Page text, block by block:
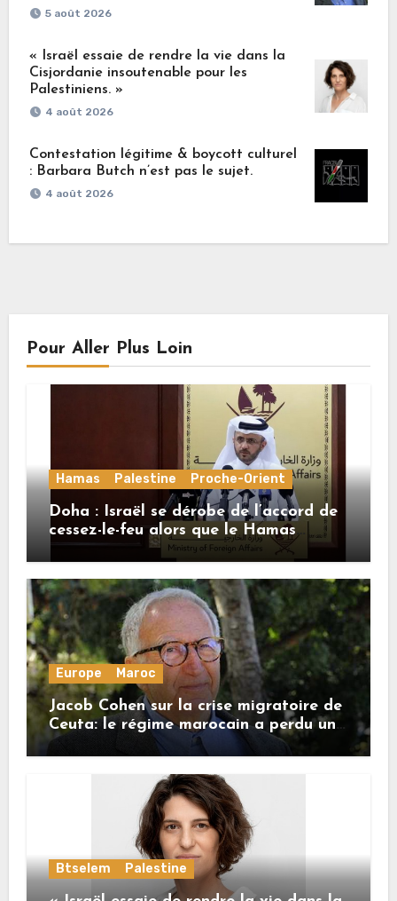
5 août 2026
« Israël essaie de rendre la vie dans la
Cisjordanie insoutenable pour les
Palestiniens. »
4 août 2026
Contestation légitime & boycott culturel
: Barbara Butch n’est pas le sujet.
4 août 2026
Pour Aller Plus Loin
Hamas Palestine Proche-Orient
Doha : Israël se dérobe de l’accord de
cessez-le-feu alors que le Hamas
honore ses engagements
Europe Maroc
Jacob Cohen sur la crise migratoire de
Ceuta: le régime marocain a perdu une
bonne part de sa crédibilité vis-à-vis
Btselem Palestine